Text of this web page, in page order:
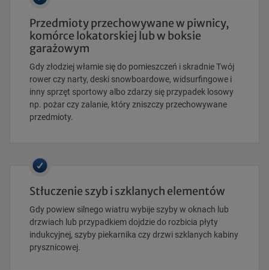
Przedmioty przechowywane w piwnicy,
komórce lokatorskiej lub w boksie
garażowym
Gdy złodziej włamie się do pomieszczeń i skradnie Twój
rower czy narty, deski snowboardowe, widsurfingowe i
inny sprzęt sportowy albo zdarzy się przypadek losowy
np. pożar czy zalanie, który zniszczy przechowywane
przedmioty.
Stłuczenie szyb i szklanych elementów
Gdy powiew silnego wiatru wybije szyby w oknach lub
drzwiach lub przypadkiem dojdzie do rozbicia płyty
indukcyjnej, szyby piekarnika czy drzwi szklanych kabiny
prysznicowej.